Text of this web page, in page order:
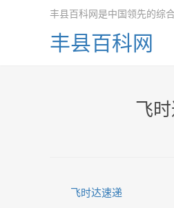
丰县百科网是中国领先的综
丰县百科网
飞
飞时达速递